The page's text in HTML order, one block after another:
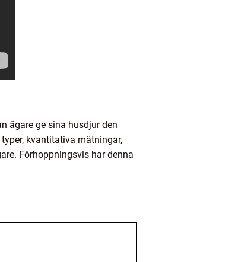
ägare ge sina husdjur den
kvantitativa mätningar,
Förhoppningsvis har denna